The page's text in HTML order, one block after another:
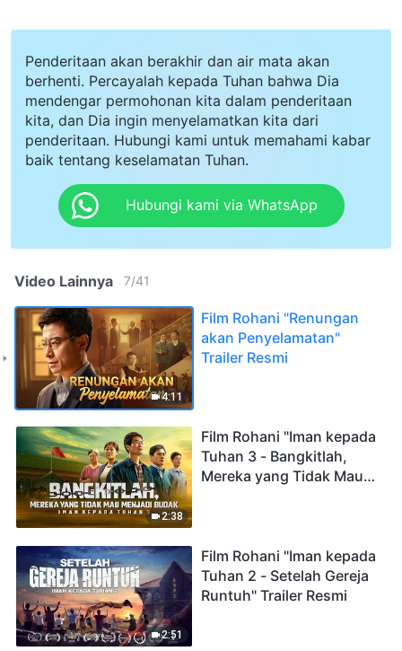
Penderitaan akan berakhir dan air mata akan
berhenti. Percayalah kepada Tuhan bahwa Dia
mendengar permohonan kita dalam penderitaan
kita, dan Dia ingin menyelamatkan kita dari
penderitaan. Hubungi kami untuk memahami kabar
baik tentang keselamatan Tuhan.
Hubungi kami via WhatsApp
Video Lainnya 7/41
4:11
Film Rohani "Renungan
akan Penyelamatan"
Trailer Resmi
2:38
Film Rohani "Iman kepada
Tuhan 3 - Bangkitlah,
Mereka yang Tidak Mau
2:51
Film Rohani "Iman kepada
Tuhan 2 - Setelah Gereja
Runtuh" Trailer Resmi